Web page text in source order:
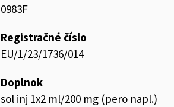
0983F
Registračné číslo
EU/1/23/1736/014
Doplnok
sol inj 1x2 ml/200 mg (pero napl.)